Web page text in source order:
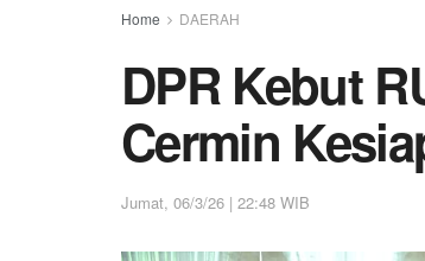
Home DAERAH
DPR Kebut
Cermin
Jumat, 06/3/26 | 22:48 WIB